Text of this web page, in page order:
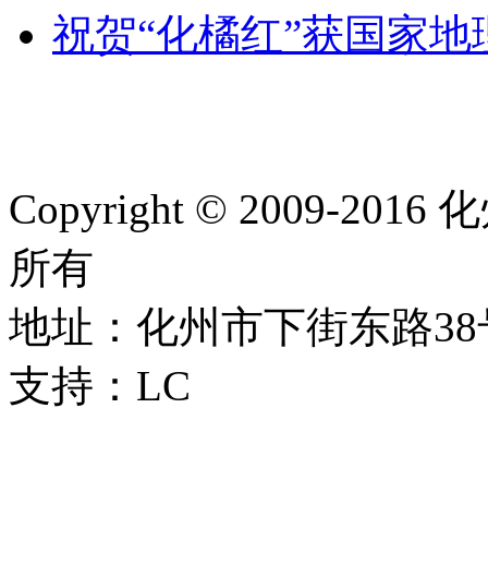
祝贺“化橘红”获国家
Copyright © 2009-2016
所有
地址：化州市下街东路
支持：LC